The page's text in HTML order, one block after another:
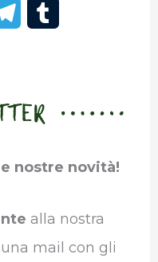
e
r
b
r
nostre novità!
alla nostra
mail con gli